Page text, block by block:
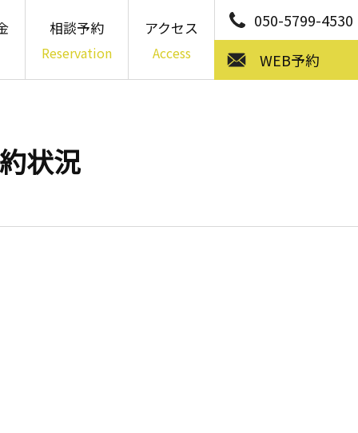
相談予約
Reservation
アクセス
Access
050-5799-4530
WEB予約
状況